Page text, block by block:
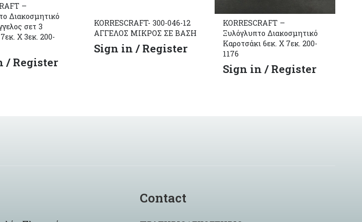
–
Διακοσμητικό
σετ 3
Χ 3εκ. 200-
/ Register
KORRESCRAFT- 300-046-12
ΑΓΓΕΛΟΣ ΜΙΚΡΟΣ ΣΕ ΒΑΣΗ
Sign in / Register
KORRESCRAFT –
Ξυλόγλυπτο Διακοσμητικό
Καροτσάκι 6εκ. Χ 7εκ. 200-
1176
Sign in / Register
Contact